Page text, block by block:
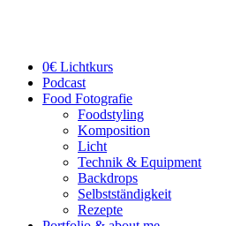
0€ Lichtkurs
Podcast
Food Fotografie
Foodstyling
Komposition
Licht
Technik & Equipment
Backdrops
Selbstständigkeit
Rezepte